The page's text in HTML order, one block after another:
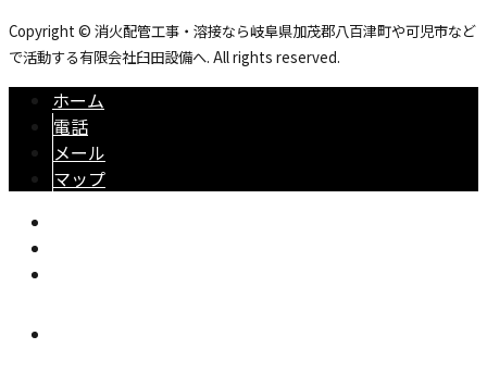
Copyright © 消火配管工事・溶接なら岐阜県加茂郡八百津町や可児市など
で活動する有限会社臼田設備へ. All rights reserved.
ホーム
電話
メール
マップ